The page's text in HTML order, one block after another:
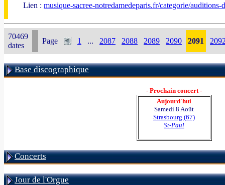
Lien : musique-sacree-notredamedeparis.fr/categorie/
70469
dates
Page 1 ... 2087 2088 2089 2090 2091
Base discographique
- Prochain concert -
Aujourd'hui
Samedi 8 Août
Strasbourg (67)
St-Paul
Concerts
Jour de l'Orgue